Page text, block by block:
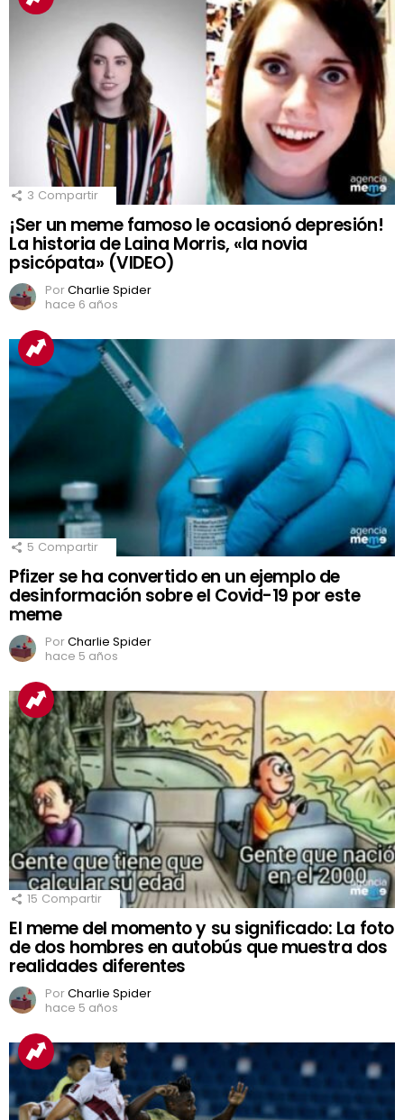
3 Compartir
¡Ser un meme famoso le ocasionó depresión!
La historia de Laina Morris, «la novia
psicópata» (VIDEO)
PorCharlie Spider
hace 6 años
5 Compartir
Pfizer se ha convertido en un ejemplo de
desinformación sobre el Covid-19 por este
meme
PorCharlie Spider
hace 5 años
15 Compartir
El meme del momento y su significado: La foto
de dos hombres en autobús que muestra dos
realidades diferentes
PorCharlie Spider
hace 5 años